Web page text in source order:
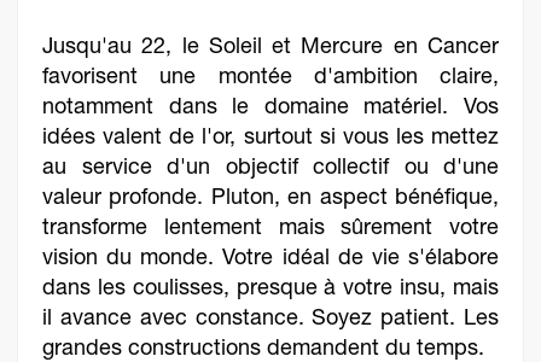
Jusqu'au 22, le Soleil et Mercure en Cancer
favorisent une montée d'ambition claire,
notamment dans le domaine matériel. Vos
idées valent de l'or, surtout si vous les mettez
au service d'un objectif collectif ou d'une
valeur profonde. Pluton, en aspect bénéfique,
transforme lentement mais sûrement votre
vision du monde. Votre idéal de vie s'élabore
dans les coulisses, presque à votre insu, mais
il avance avec constance. Soyez patient. Les
grandes constructions demandent du temps.